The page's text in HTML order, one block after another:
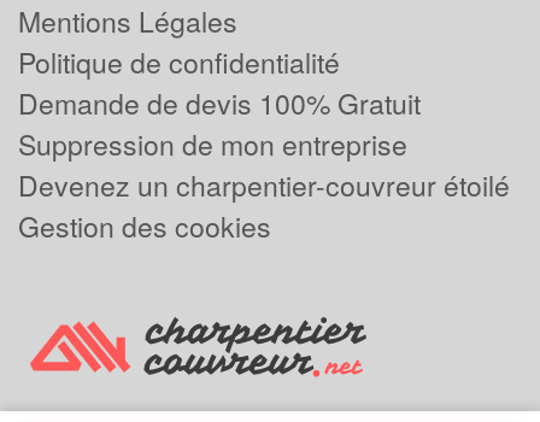
Mentions Légales
Politique de confidentialité
Demande de devis 100% Gratuit
Suppression de mon entreprise
Devenez un charpentier-couvreur étoilé
Gestion des cookies